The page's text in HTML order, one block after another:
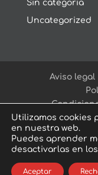
Sin categoría
Uncategorized
Aviso legal
© Arcadia
Utilizamos cookies
en nuestra web.
Puedes aprender
desactivarlas en los
Aceptar